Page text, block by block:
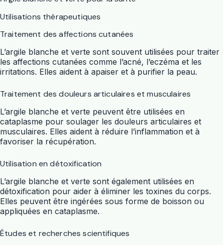
Utilisations thérapeutiques
Traitement des affections cutanées
L’argile blanche et verte sont souvent utilisées pour traiter
les affections cutanées comme l’acné, l’eczéma et les
irritations. Elles aident à apaiser et à purifier la peau.
Traitement des douleurs articulaires et musculaires
L’argile blanche et verte peuvent être utilisées en
cataplasme pour soulager les douleurs articulaires et
musculaires. Elles aident à réduire l’inflammation et à
favoriser la récupération.
Utilisation en détoxification
L’argile blanche et verte sont également utilisées en
détoxification pour aider à éliminer les toxines du corps.
Elles peuvent être ingérées sous forme de boisson ou
appliquées en cataplasme.
Études et recherches scientifiques